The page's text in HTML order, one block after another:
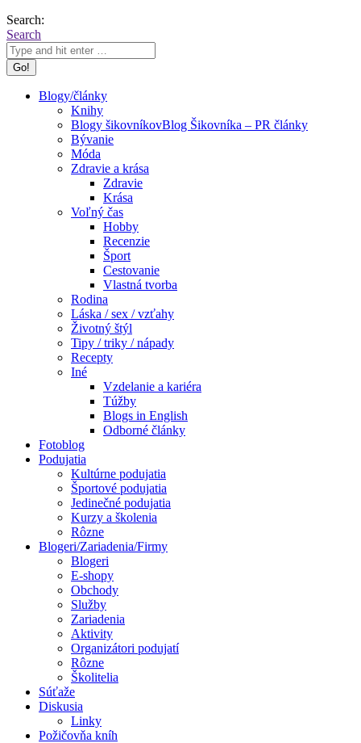
Search:
Search
Blogy/články
Knihy
Blogy šikovníkovBlog Šikovníka – PR články
Bývanie
Móda
Zdravie a krása
Zdravie
Krása
Voľný čas
Hobby
Recenzie
Šport
Cestovanie
Vlastná tvorba
Rodina
Láska / sex / vzťahy
Životný štýl
Tipy / triky / nápady
Recepty
Iné
Vzdelanie a kariéra
Túžby
Blogs in English
Odborné články
Fotoblog
Podujatia
Kultúrne podujatia
Športové podujatia
Jedinečné podujatia
Kurzy a školenia
Rôzne
Blogeri/Zariadenia/Firmy
Blogeri
E-shopy
Obchody
Služby
Zariadenia
Aktivity
Organizátori podujatí
Rôzne
Školitelia
Súťaže
Diskusia
Linky
Požičovňa kníh